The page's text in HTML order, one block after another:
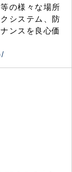
の様々な場所
システム、防
ンスを良心価